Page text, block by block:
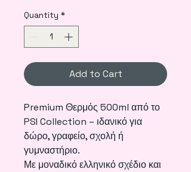
Quantity *
Add to Cart
Premium Θερμός 500ml από το
PSI Collection – ιδανικό για
δώρο, γραφείο, σχολή ή
γυμναστήριο.
Με μοναδικό ελληνικό σχέδιο και